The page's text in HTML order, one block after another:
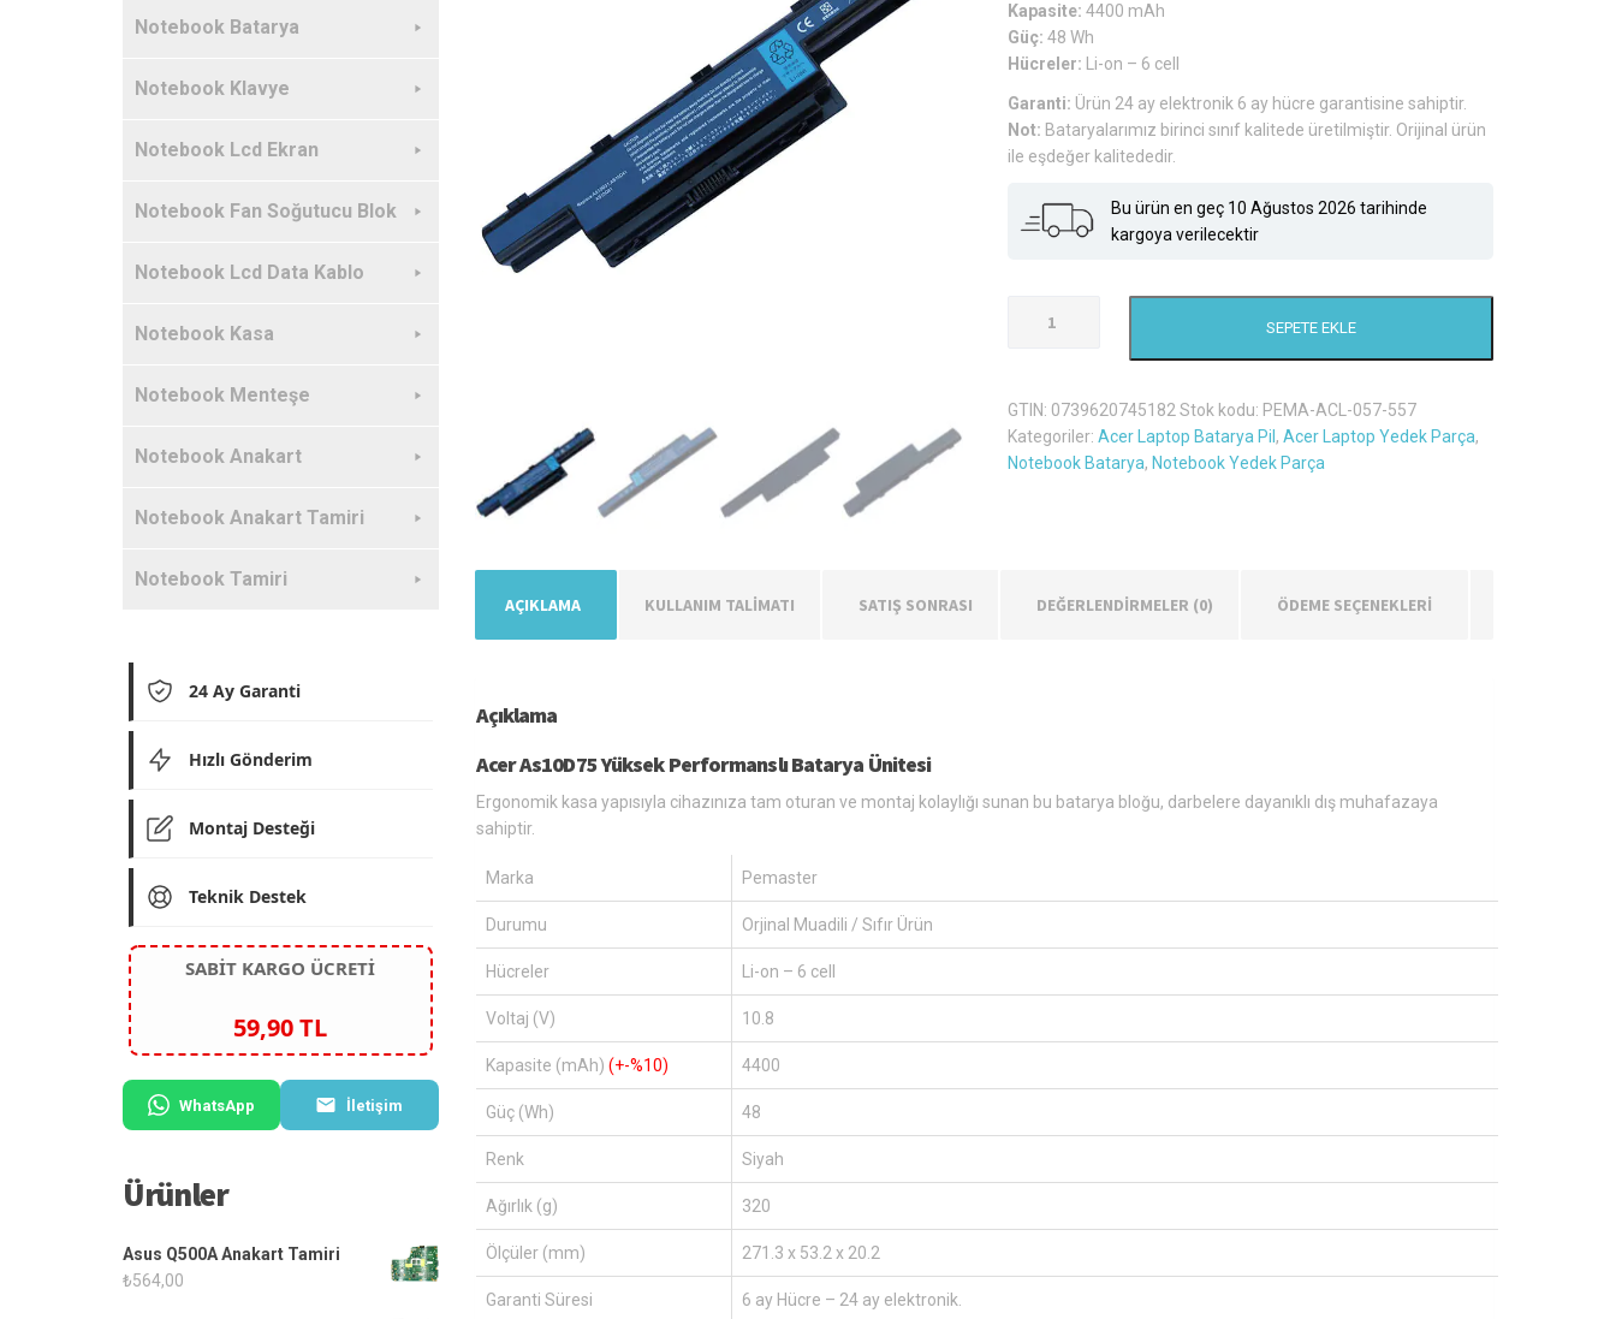
Kapasite:4400 mAh
Güç:48 Wh
Hücreler:
Li-on – 6 cell
Garanti: Ürün 24 ay elektronik 6 ay hücre garantisine sahiptir.
Not: Bataryalarımız birinci sınıf kalitede üretilmiştir. Orijinal ürün
ile eşdeğer kalitededir.
Bu ürün en geç 10 Ağustos 2026 tarihinde
kargoya verilecektir
As10D75
Pil
adet
SEPETE EKLE
GTIN: 0739620745182 Stok kodu: PEMA-ACL-057-557
Kategoriler:Acer Laptop Batarya Pil ,Acer Laptop Yedek Parça,
Notebook Batarya, Notebook Yedek Parça
AÇIKLAMA KULLANIM TALİMATI SATIŞ SONRASI DEĞERLENDIRMELER (0) ÖDEME SEÇENEKLERİ
Açıklama
Acer As10D75 Yüksek Performanslı Batarya Ünitesi
Ergonomik kasa yapısıyla cihazınıza tam oturan ve montaj kolaylığı sunan bu batarya bloğu, darbelere dayanıklı dış muhafazaya
sahiptir.
Marka Pemaster
Durumu Orjinal Muadili / Sıfır Ürün
Hücreler Li-on – 6 cell
Voltaj (V) 10.8
Kapasite (mAh) (+-%10) 4400
Güç (Wh) 48
Renk Siyah
Ağırlık (g) 320
Ölçüler (mm) 271.3 x 53.2 x 20.2
Garanti Süresi
6 ay Hücre – 24 ay elektronik.
Notebook Batarya
Notebook Klavye
Notebook Lcd Ekran
Notebook Fan Soğutucu Blok
Notebook Lcd Data Kablo
Notebook Kasa
Notebook Menteşe
Notebook Anakart
Notebook Anakart Tamiri
Notebook Tamiri
24 Ay Garanti
Hızlı Gönderim
Montaj Desteği
Teknik Destek
SABİT KARGO ÜCRETİ
59,90 TL
WhatsApp İletişim
Ürünler
Asus Q500A Anakart Tamiri
₺564,00